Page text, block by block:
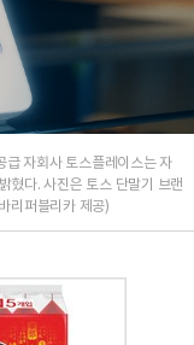
급 자회사 토스플레이스는 자
혔다. 사진은 토스 단말기 브랜
리퍼블리카 제공)